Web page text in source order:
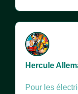
Hercule
Pour les